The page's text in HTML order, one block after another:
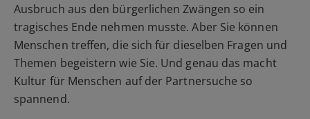
Ausbruch aus den bürgerlichen Zwängen so ein
tragisches Ende nehmen musste. Aber Sie können
Menschen treffen, die sich für dieselben Fragen und
Themen begeistern wie Sie. Und genau das macht
Kultur für Menschen auf der Partnersuche so
spannend.